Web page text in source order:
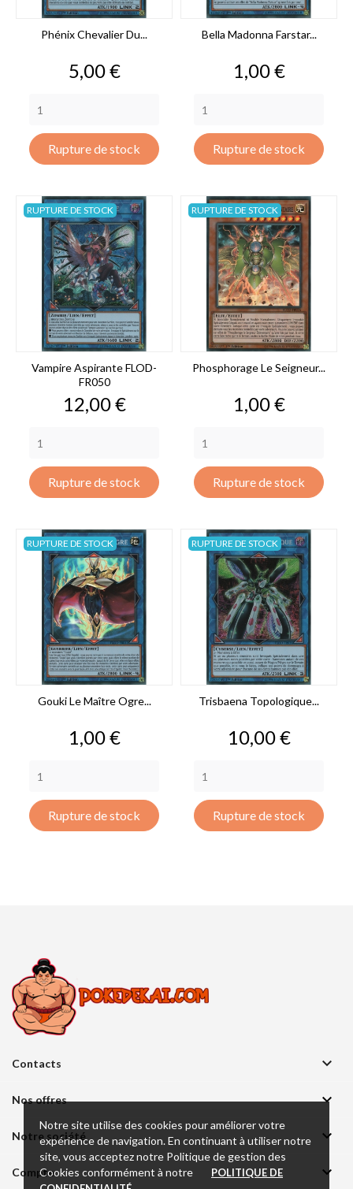
Notre site utilise des cookies pour améliorer votre
expérience de navigation. En continuant à utiliser notre
site, vous acceptez notre Politique de gestion des
Cookies conformément à notre
POLITIQUE DE
Phénix Chevalier Du...
Prix
5,00 €
Rupture de stock
Bella Madonna Farstar...
Prix
1,00 €
Rupture de stock
Vampire Aspirante FLOD-
FR050
Prix
12,00 €
Rupture de stock
RUPTURE DE STOCK
Phosphorage Le Seigneur...
Prix
1,00 €
Rupture de stock
RUPTURE DE STOCK
Gouki Le Maître Ogre...
Prix
1,00 €
Rupture de stock
RUPTURE DE STOCK
Trisbaena Topologique...
Prix
10,00 €
Rupture de stock
RUPTURE DE STOCK
Contacts 
Nos offres 
Notre société 
Compte 